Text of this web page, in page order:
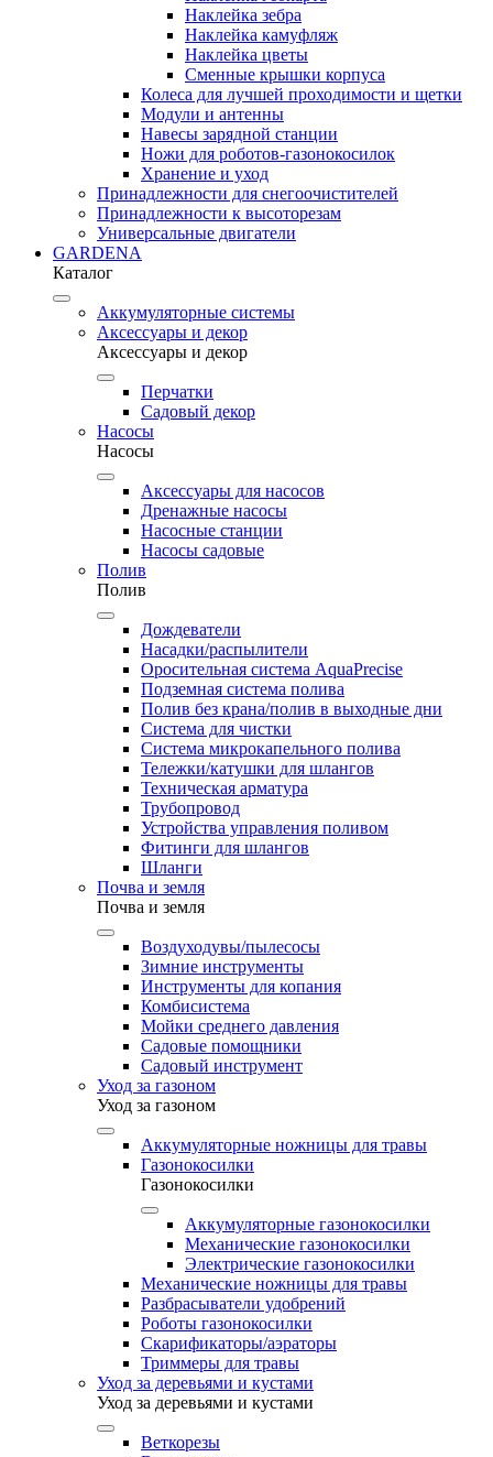
Наклейка зебра
Наклейка камуфляж
Наклейка цветы
Сменные крышки корпуса
Колеса для лучшей проходимости и щетки
Модули и антенны
Навесы зарядной станции
Ножи для роботов-газонокосилок
Хранение и уход
Принадлежности для снегоочистителей
Принадлежности к высоторезам
Универсальные двигатели
GARDENA
Каталог
Аккумуляторные системы
Аксессуары и декор
Аксессуары и декор
Перчатки
Садовый декор
Насосы
Насосы
Аксессуары для насосов
Дренажные насосы
Насосные станции
Насосы садовые
Полив
Полив
Дождеватели
Насадки/распылители
Оросительная система AquaPrecise
Подземная система полива
Полив без крана/полив в выходные дни
Система для чистки
Система микрокапельного полива
Тележки/катушки для шлангов
Техническая арматура
Трубопровод
Устройства управления поливом
Фитинги для шлангов
Шланги
Почва и земля
Почва и земля
Воздуходувы/пылесосы
Зимние инструменты
Инструменты для копания
Комбисистема
Мойки среднего давления
Садовые помощники
Садовый инструмент
Уход за газоном
Уход за газоном
Аккумуляторные ножницы для травы
Газонокосилки
Газонокосилки
Аккумуляторные газонокосилки
Механические газонокосилки
Электрические газонокосилки
Механические ножницы для травы
Разбрасыватели удобрений
Роботы газонокосилки
Скарификаторы/аэраторы
Триммеры для травы
Уход за деревьями и кустами
Уход за деревьями и кустами
Веткорезы